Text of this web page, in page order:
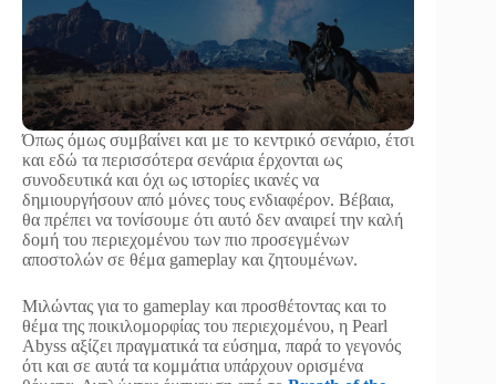
Όπως όμως συμβαίνει και με το κεντρικό σενάριο, έτσι
και εδώ τα περισσότερα σενάρια έρχονται ως
συνοδευτικά και όχι ως ιστορίες ικανές να
δημιουργήσουν από μόνες τους ενδιαφέρον. Βέβαια,
θα πρέπει να τονίσουμε ότι αυτό δεν αναιρεί την καλή
δομή του περιεχομένου των πιο προσεγμένων
αποστολών σε θέμα gameplay και ζητουμένων.
Μιλώντας για το gameplay και προσθέτοντας και το
θέμα της ποικιλομορφίας του περιεχομένου, η Pearl
Abyss αξίζει πραγματικά τα εύσημα, παρά το γεγονός
ότι και σε αυτά τα κομμάτια υπάρχουν ορισμένα